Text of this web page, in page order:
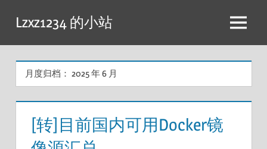
内
Lzxz1234 的小站
菜
单
月度归档： 2025 年 6 月
[转]目前国内可用Docker镜